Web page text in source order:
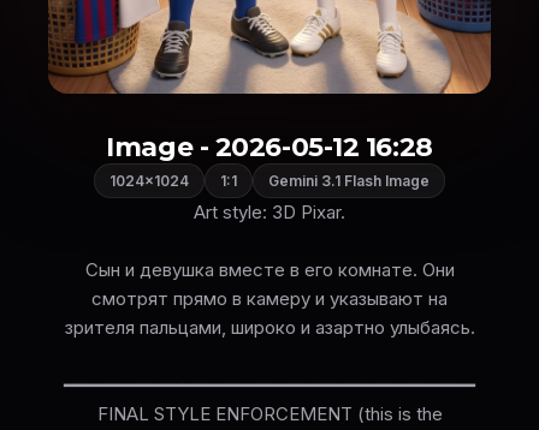
Image - 2026-05-12 16:28
1024×1024 1:1 Gemini 3.1 Flash Image
Art style: 3D Pixar.
Сын и девушка вместе в его комнате. Они
смотрят прямо в камеру и указывают на
зрителя пальцами, широко и азартно улыбаясь.
━━━━━━━━━━━━━━━━━━━━━━━━━━━━━━━━━━━━━━
FINAL STYLE ENFORCEMENT (this is the